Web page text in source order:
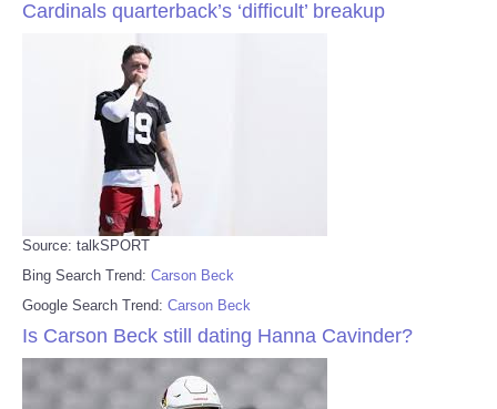
Cardinals quarterback’s ‘difficult’ breakup
Source: talkSPORT
Bing Search Trend: Carson Beck
Google Search Trend: Carson Beck
Is Carson Beck still dating Hanna Cavinder?